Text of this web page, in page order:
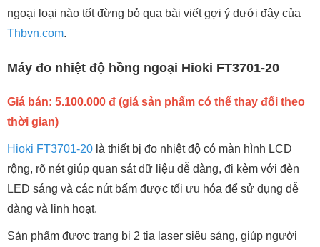
ngoại loại nào tốt đừng bỏ qua bài viết gợi ý dưới đây của
Thbvn.com.
Máy đo nhiệt độ hồng ngoại Hioki FT3701-20
Giá bán: 5.100.000 đ (giá sản phẩm có thể thay đổi theo
thời gian)
Hioki FT3701-20 là thiết bị đo nhiệt độ có màn hình LCD
rộng, rõ nét giúp quan sát dữ liệu dễ dàng, đi kèm với đèn
LED sáng và các nút bấm được tối ưu hóa để sử dụng dễ
dàng và linh hoạt.
Sản phẩm được trang bị 2 tia laser siêu sáng, giúp người